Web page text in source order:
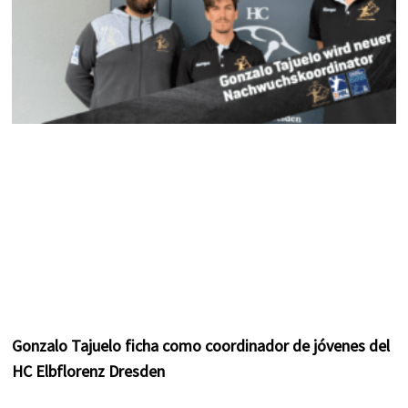
Gonzalo Tajuelo ficha como coordinador de jóvenes del
HC Elbflorenz Dresden